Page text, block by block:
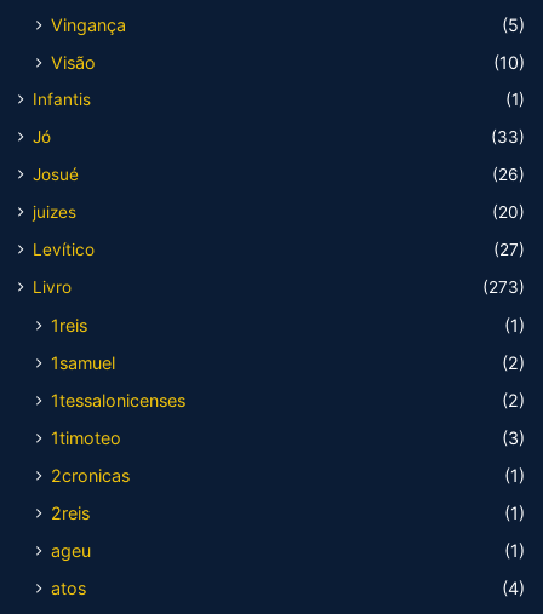
Vingança
(5)
Visão
(10)
Infantis
(1)
Jó
(33)
Josué
(26)
juizes
(20)
Levítico
(27)
Livro
(273)
1reis
(1)
1samuel
(2)
1tessalonicenses
(2)
1timoteo
(3)
2cronicas
(1)
2reis
(1)
ageu
(1)
atos
(4)